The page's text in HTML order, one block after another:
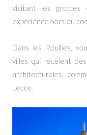
visitant les grottes
expérience hors du
Dans les Pouilles,
villes qui recèlent
architecturales,
Lecce.